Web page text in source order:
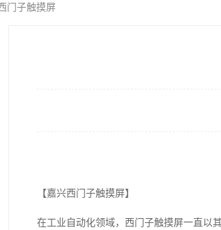
门子触摸屏
【嘉兴西门子触摸屏】
在工业自动化领域，西门子触摸屏一直以